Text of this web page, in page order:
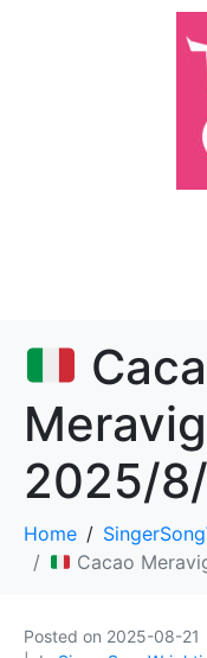
2025/
Home
Cacao
Posted on 2025-08-21